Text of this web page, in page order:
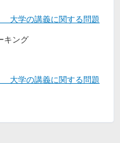
の講義に関する問題
キング
の講義に関する問題